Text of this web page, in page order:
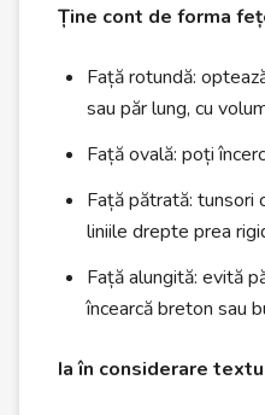
Ține cont de forma
Față rotundă:
sau păr lung, cu
Față ovală: poți
Față pătrată: tunsori
liniile drepte prea
Față alungită: evită
încearcă breton sau
Ia în considerare